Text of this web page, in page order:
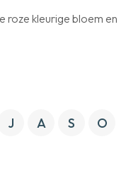
roze kleurige bloem en
J A S
O